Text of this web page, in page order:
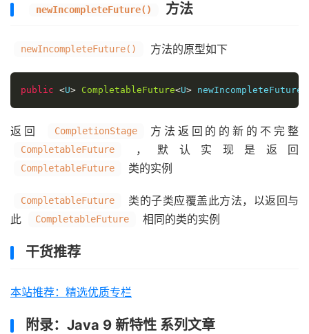
newIncompleteFuture() 方法
newIncompleteFuture() 方法的原型如下
public <U> CompletableFuture<U> newIncompleteFuture
返回 CompletionStage 方法返回的的新的不完整
CompletableFuture ，默认实现是返回
CompletableFuture 类的实例
CompletableFuture
类的子类应覆盖此方法，以返回与
此
CompletableFuture 相同的类的实例
干货推荐
本站推荐：精选优质专栏
附录：Java 9 新特性 系列文章